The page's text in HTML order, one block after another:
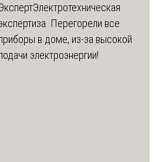
Электротехническая
Перегорели все
в доме, из-за высокой
электроэнергии!